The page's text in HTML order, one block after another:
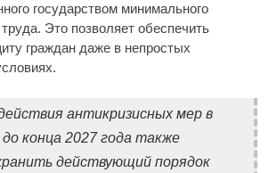
государством минимального
Это позволяет обеспечить
граждан даже в непростых
антикризисных мер в
конца 2027 года также
действующий порядок